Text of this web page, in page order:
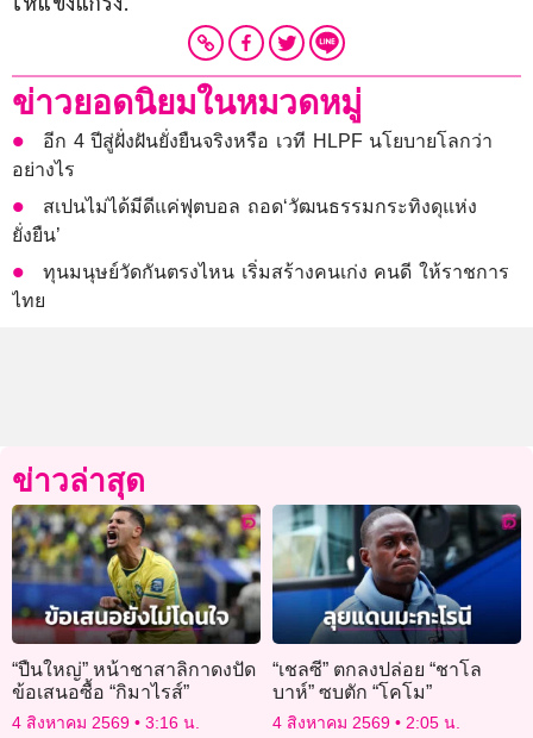
ข่าวยอดนิยมในหมวดหมู่
อีก 4 ปีสู่ฝั่งฝันยั่งยืนจริงหรือ เวที HLPF นโยบายโลกว่า
อย่างไร
สเปนไม่ได้มีดีแค่ฟุตบอล ถอด‘วัฒนธรรมกระทิงดุแห่ง
ยั่งยืน’
ทุนมนุษย์วัดกันตรงไหน เริ่มสร้างคนเก่ง คนดี ให้ราชการ
ไทย
ข่าวล่าสุด
“ปืนใหญ่” หน้าชาสาลิกาดงปัด
ข้อเสนอซื้อ “กิมาไรส์”
4 สิงหาคม 2569 3:16 น.
“เชลซี” ตกลงปล่อย “ชาโล
บาห์” ซบตัก “โคโม”
4 สิงหาคม 2569 2:05 น.